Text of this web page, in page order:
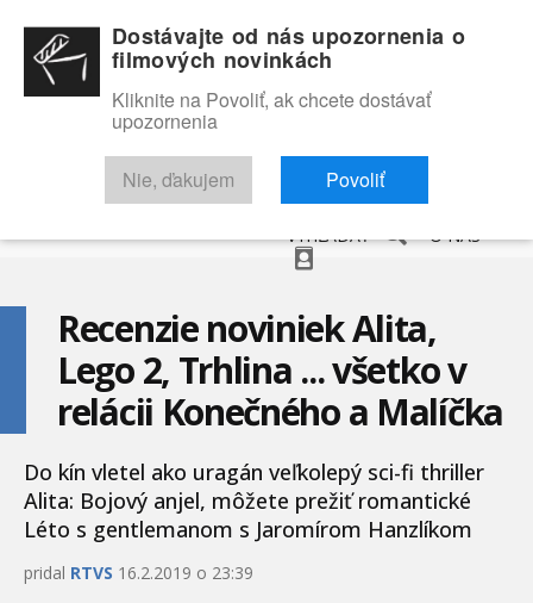
RECENZIE TRAILERY FILMOVÁ DATABÁZA
VYHĽADAŤ O NÁS
Recenzie noviniek Alita,
Lego 2, Trhlina ... všetko v
relácii Konečného a Malíčka
Do kín vletel ako uragán veľkolepý sci-fi thriller
Alita: Bojový anjel, môžete prežiť romantické
Léto s gentlemanom s Jaromírom Hanzlíkom
pridal RTVS 16.2.2019 o 23:39
Dostávajte od nás upozornenia o
filmových novinkách
Kliknite na Povoliť, ak chcete dostávať
upozornenia
Nie, ďakujem Povoliť